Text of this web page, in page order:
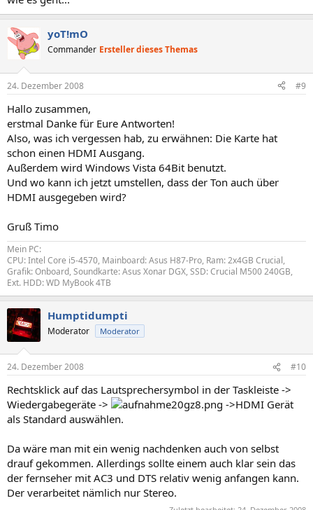
yoT!mO
Commander Ersteller dieses Themas
24. Dezember 2008 #9
Hallo zusammen,
erstmal Danke für Eure Antworten!
Also, was ich vergessen hab, zu erwähnen: Die Karte hat
schon einen HDMI Ausgang.
Außerdem wird Windows Vista 64Bit benutzt.
Und wo kann ich jetzt umstellen, dass der Ton auch über
HDMI ausgegeben wird?
Gruß Timo
Mein PC:
CPU: Intel Core i5-4570, Mainboard: Asus H87-Pro, Ram: 2x4GB Crucial,
Grafik: Onboard, Soundkarte: Asus Xonar DGX, SSD: Crucial M500 240GB,
Ext. HDD: WD MyBook 4TB
Humptidumpti
Moderator Moderator
24. Dezember 2008 #10
Rechtsklick auf das Lautsprechersymbol in der Taskleiste ->
Wiedergabegeräte ->
->HDMI Gerät
als Standard auswählen.
Da wäre man mit ein wenig nachdenken auch von selbst
drauf gekommen. Allerdings sollte einem auch klar sein das
der fernseher mit AC3 und DTS relativ wenig anfangen kann.
Der verarbeitet nämlich nur Stereo.